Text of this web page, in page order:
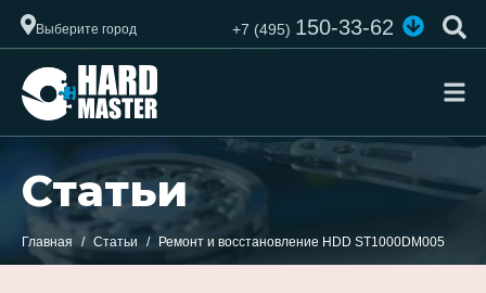
Выберите город +7 (495)150-33-62
Статьи
Главная Статьи Ремонт и восстановление HDD ST1000DM005